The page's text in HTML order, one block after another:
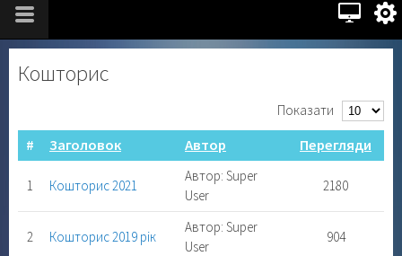
Кошторис
Показати
# Заголовок Автор Перегляди
1 Кошторис 2021
Автор: Super
User
2180
2 Кошторис 2019 рік
Автор: Super
User
904